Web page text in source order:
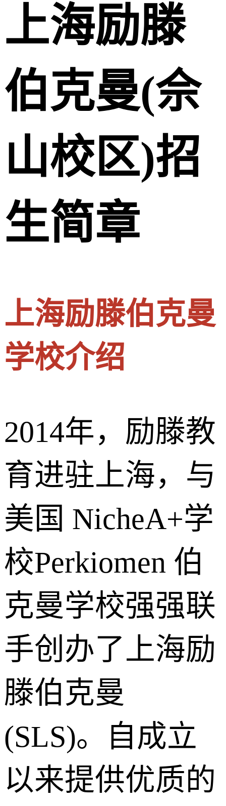
上海励滕
伯克曼(佘
山校区)招
生简章
上海励滕伯克曼
学校介绍
2014年，励滕教
育进驻上海，与
美国 NicheA+学
校Perkiomen 伯
克曼学校强强联
手创办了上海励
滕伯克曼
(SLS)。自成立
以来提供优质的